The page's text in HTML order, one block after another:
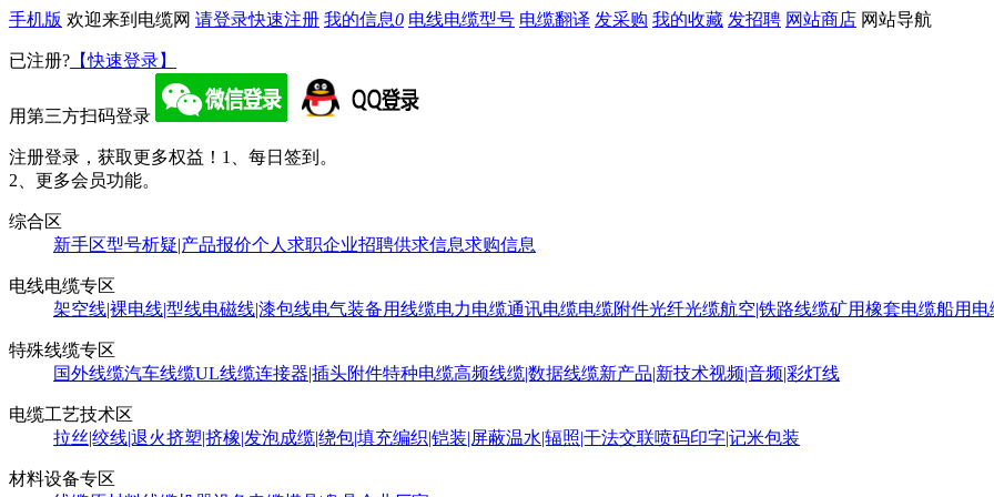
手机版 欢迎来到电缆网 请登录快速注册 我的信息0 电线电缆型号 电缆翻译 发采购 我的收藏 发招聘 网站商店 网站导航
已注册? 【快速登录】
用第三方扫码登录
注册登录，获取更多权益！ 1、每日签到。
2、更多会员功能。
综合区
新手区型号析疑|产品报价个人求职企业招聘供求信息求购信息
电线电缆专区
架空线|裸电线|型线电磁线|漆包线电气装备用线缆电力电缆通讯电缆电缆附件光纤光缆航空|铁路线缆矿用橡套电缆船用电
特殊线缆专区
国外线缆汽车线缆UL线缆连接器|插头附件特种电缆高频线缆|数据线缆新产品|新技术视频|音频|彩灯线
电缆工艺技术区
拉丝|绞线|退火挤塑|挤橡|发泡成缆|绕包|填充编织|铠装|屏蔽温水|辐照|干法交联喷码印字|记米包装
材料设备专区